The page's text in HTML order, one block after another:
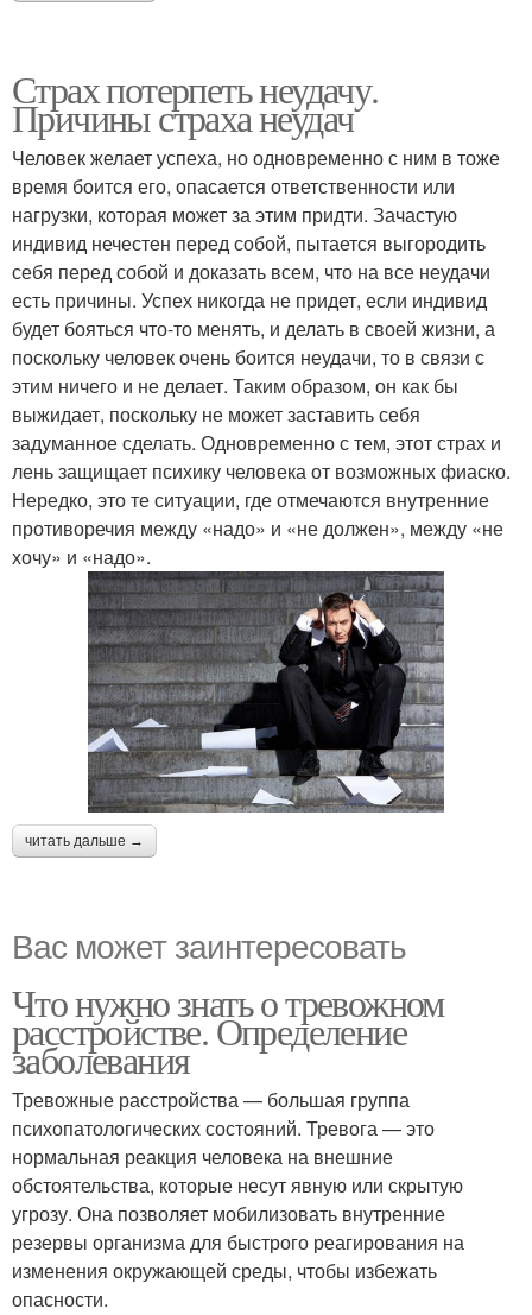
Страх потерпеть неудачу.
Причины страха неудач
Человек желает успеха, но одновременно с ним в тоже
время боится его, опасается ответственности или
нагрузки, которая может за этим придти. Зачастую
индивид нечестен перед собой, пытается выгородить
себя перед собой и доказать всем, что на все неудачи
есть причины. Успех никогда не придет, если индивид
будет бояться что-то менять, и делать в своей жизни, а
поскольку человек очень боится неудачи, то в связи с
этим ничего и не делает. Таким образом, он как бы
выжидает, поскольку не может заставить себя
задуманное сделать. Одновременно с тем, этот страх и
лень защищает психику человека от возможных фиаско.
Нередко, это те ситуации, где отмечаются внутренние
противоречия между «надо» и «не должен», между «не
хочу» и «надо».
читать дальше →
Вас может заинтересовать
Что нужно знать о тревожном
расстройстве. Определение
заболевания
Тревожные расстройства — большая группа
психопатологических состояний. Тревога — это
нормальная реакция человека на внешние
обстоятельства, которые несут явную или скрытую
угрозу. Она позволяет мобилизовать внутренние
резервы организма для быстрого реагирования на
изменения окружающей среды, чтобы избежать
опасности.